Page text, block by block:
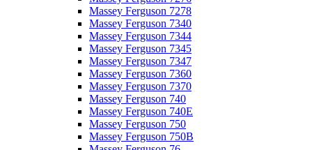
Massey Ferguson 7278
Massey Ferguson 7340
Massey Ferguson 7344
Massey Ferguson 7345
Massey Ferguson 7347
Massey Ferguson 7360
Massey Ferguson 7370
Massey Ferguson 740
Massey Ferguson 740E
Massey Ferguson 750
Massey Ferguson 750B